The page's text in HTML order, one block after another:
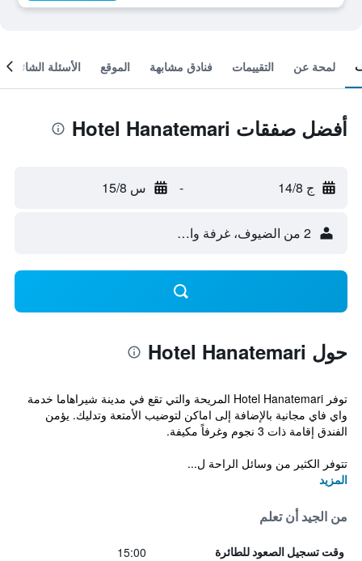
لمحة عن التقييمات فنادق مشابهة الموقع الأسئلة الشائعة
أفضل صفقات Hotel Hanatemari
ج 14/8 - س 15/8
2 من الضيوف، غرفة واحدة
حول Hotel Hanatemari
توفر Hotel Hanatemari المريحة والتي تقع في مدينة شيراهاما خدمة
واي فاي مجانية بالإضافة إلى اماكن لتوضيب الأمتعة وتدليك. يؤمن
الفندق إقامة ذات 3 نجوم وغرفاً مكيفة.
تتوفر الكثير من وسائل الراحة ل...
المزيد
من الجيد أن تعلم
وقت تسجيل الصعود للطائرة 15:00